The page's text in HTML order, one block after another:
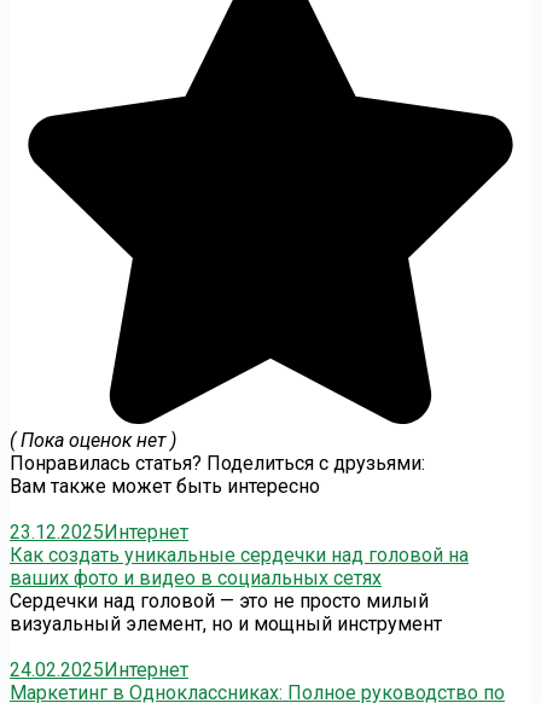
( Пока оценок нет )
Понравилась статья? Поделиться с друзьями:
Вам также может быть интересно
23.12.2025 Интернет
Как создать уникальные сердечки над головой на
ваших фото и видео в социальных сетях
Сердечки над головой — это не просто милый
визуальный элемент, но и мощный инструмент
24.02.2025 Интернет
Маркетинг в Одноклассниках: Полное руководство по